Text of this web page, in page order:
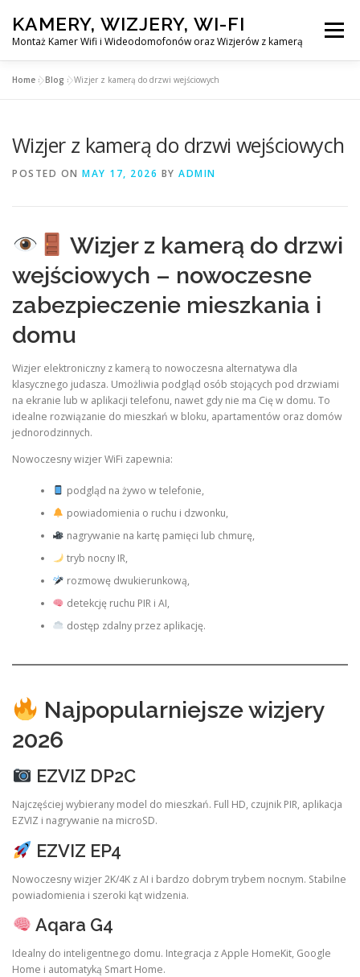
content
KAMERY, WIZJERY, WI-FI
Montaż Kamer Wifi i Wideodomofonów oraz Wizjerów z kamerą
Menu
MONTAŻ WIDEDOMOFONÓW
KONTAKT
EN
Home »Blog »Wizjer z kamerą do drzwi wejściowych
Wizjer z kamerą do drzwi wejściowych
POSTED ON MAY 17, 2026 BY ADMIN
Wizjer z kamerą do drzwi
wejściowych – nowoczesne
zabezpieczenie mieszkania i
domu
Wizjer elektroniczny z kamerą to nowoczesna alternatywa dla
klasycznego judasza. Umożliwia podgląd osób stojących pod drzwiami
na ekranie lub w aplikacji telefonu, nawet gdy nie ma Cię w domu. To
idealne rozwiązanie do mieszkań w bloku, apartamentów oraz domów
jednorodzinnych.
Nowoczesny wizjer WiFi zapewnia:
podgląd na żywo w telefonie,
powiadomienia o ruchu i dzwonku,
nagrywanie na kartę pamięci lub chmurę,
tryb nocny IR,
rozmowę dwukierunkową,
detekcję ruchu PIR i AI,
dostęp zdalny przez aplikację.
Najpopularniejsze wizjery
2026
EZVIZ DP2C
Najczęściej wybierany model do mieszkań. Full HD, czujnik PIR, aplikacja
EZVIZ i nagrywanie na microSD.
EZVIZ EP4
Nowoczesny wizjer 2K/4K z AI i bardzo dobrym trybem nocnym. Stabilne
powiadomienia i szeroki kąt widzenia.
Aqara G4
Idealny do inteligentnego domu. Integracja z Apple HomeKit, Google
Home i automatyką Smart Home.